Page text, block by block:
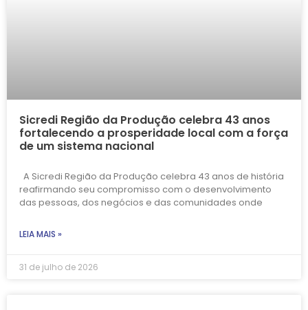
Sicredi Região da Produção celebra 43 anos
fortalecendo a prosperidade local com a força
de um sistema nacional
A Sicredi Região da Produção celebra 43 anos de história
reafirmando seu compromisso com o desenvolvimento
das pessoas, dos negócios e das comunidades onde
LEIA MAIS »
31 de julho de 2026